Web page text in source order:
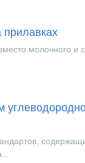
молочного и